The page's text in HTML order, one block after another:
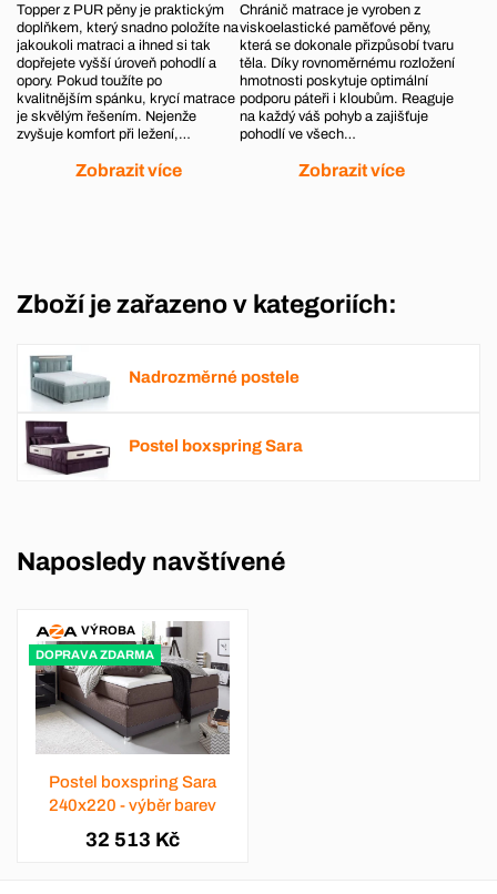
Topper z PUR pěny je praktickým
doplňkem, který snadno položíte na
jakoukoli matraci a ihned si tak
dopřejete vyšší úroveň pohodlí a
opory. Pokud toužíte po
kvalitnějším spánku, krycí matrace
je skvělým řešením. Nejenže
zvyšuje komfort při ležení,…
Zobrazit více
Chránič matrace je vyroben z
viskoelastické paměťové pěny,
která se dokonale přizpůsobí tvaru
těla. Díky rovnoměrnému rozložení
hmotnosti poskytuje optimální
podporu páteři i kloubům. Reaguje
na každý váš pohyb a zajišťuje
pohodlí ve všech…
Zobrazit více
Zboží je zařazeno v kategoriích:
Nadrozměrné postele
Postel boxspring Sara
Naposledy navštívené
VÝROBA
DOPRAVA ZDARMA
Postel boxspring Sara
240x220 - výběr barev
32 513 Kč